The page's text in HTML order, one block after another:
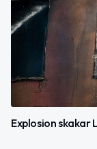
Explosion skakar